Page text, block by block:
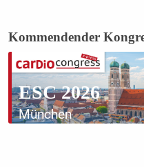
Kommendender
ESC 2026
München